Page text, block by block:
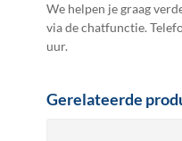
We helpen je graag
via de chatfunctie.
uur.
Gerelateerde